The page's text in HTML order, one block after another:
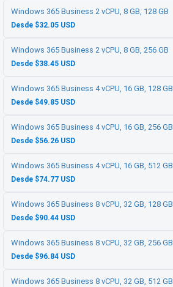
Windows 365 Business 2 vCPU, 8 GB, 128 GB
Desde $32.05 USD
Windows 365 Business 2 vCPU, 8 GB, 256 GB
Desde $38.45 USD
Windows 365 Business 4 vCPU, 16 GB, 128 GB
Desde $49.85 USD
Windows 365 Business 4 vCPU, 16 GB, 256 GB
Desde $56.26 USD
Windows 365 Business 4 vCPU, 16 GB, 512 GB
Desde $74.77 USD
Windows 365 Business 8 vCPU, 32 GB, 128 GB
Desde $90.44 USD
Windows 365 Business 8 vCPU, 32 GB, 256 GB
Desde $96.84 USD
Windows 365 Business 8 vCPU, 32 GB, 512 GB